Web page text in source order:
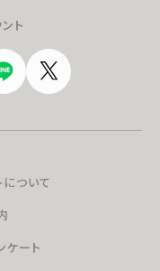
ト
について
ケート